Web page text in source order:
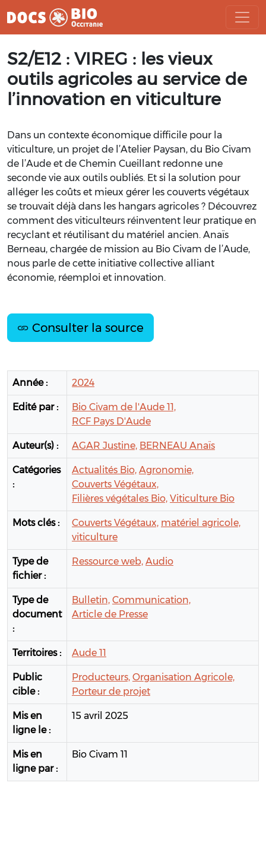
au
contenu
S2/E12 : VIREG : les vieux
outils agricoles au service de
l’innovation en viticulture
Dans un contexte économique difficile pour la
viticulture, un projet de l’Atelier Paysan, du Bio Civam
de l’Aude et de Chemin Cueillant redonne une
seconde vie aux outils oubliés. Et si la solution pour
alléger les coûts et mieux gérer les couverts végétaux
se trouvait déjà dans les hangars agricoles ? Découvrez
comment des viticulteurs réinventent leur pratique en
recyclant et réutilisant du matériel ancien. Anaïs
Berneau, chargée de mission au Bio Civam de l’Aude,
nous parle de cette initiative collective alliant
économie, réemploi et innovation.
Consulter la source
Année : 2024
Edité par :
Bio Civam de l'Aude 11,
RCF Pays D'Aude
Auteur(s) : AGAR Justine, BERNEAU Anaïs
Catégories
:
Actualités Bio, Agronomie,
Couverts Végétaux,
Filières végétales Bio, Viticulture Bio
Mots clés : Couverts Végétaux, matériel agricole,
viticulture
Type de
fichier :
Ressource web, Audio
Type de
document
:
Bulletin, Communication,
Article de Presse
Territoires : Aude 11
Public
cible :
Producteurs, Organisation Agricole,
Porteur de projet
Mis en
ligne le :
15 avril 2025
Mis en
ligne par :
Bio Civam 11